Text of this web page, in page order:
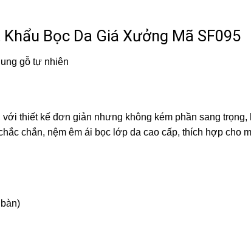
Bọc Da Giá Xưởng Mã SF095
gỗ tự nhiên
với thiết kế đơn giản nhưng không kém phần sang
chắn, nệm êm ái bọc lớp da cao cấp, thích hợp cho